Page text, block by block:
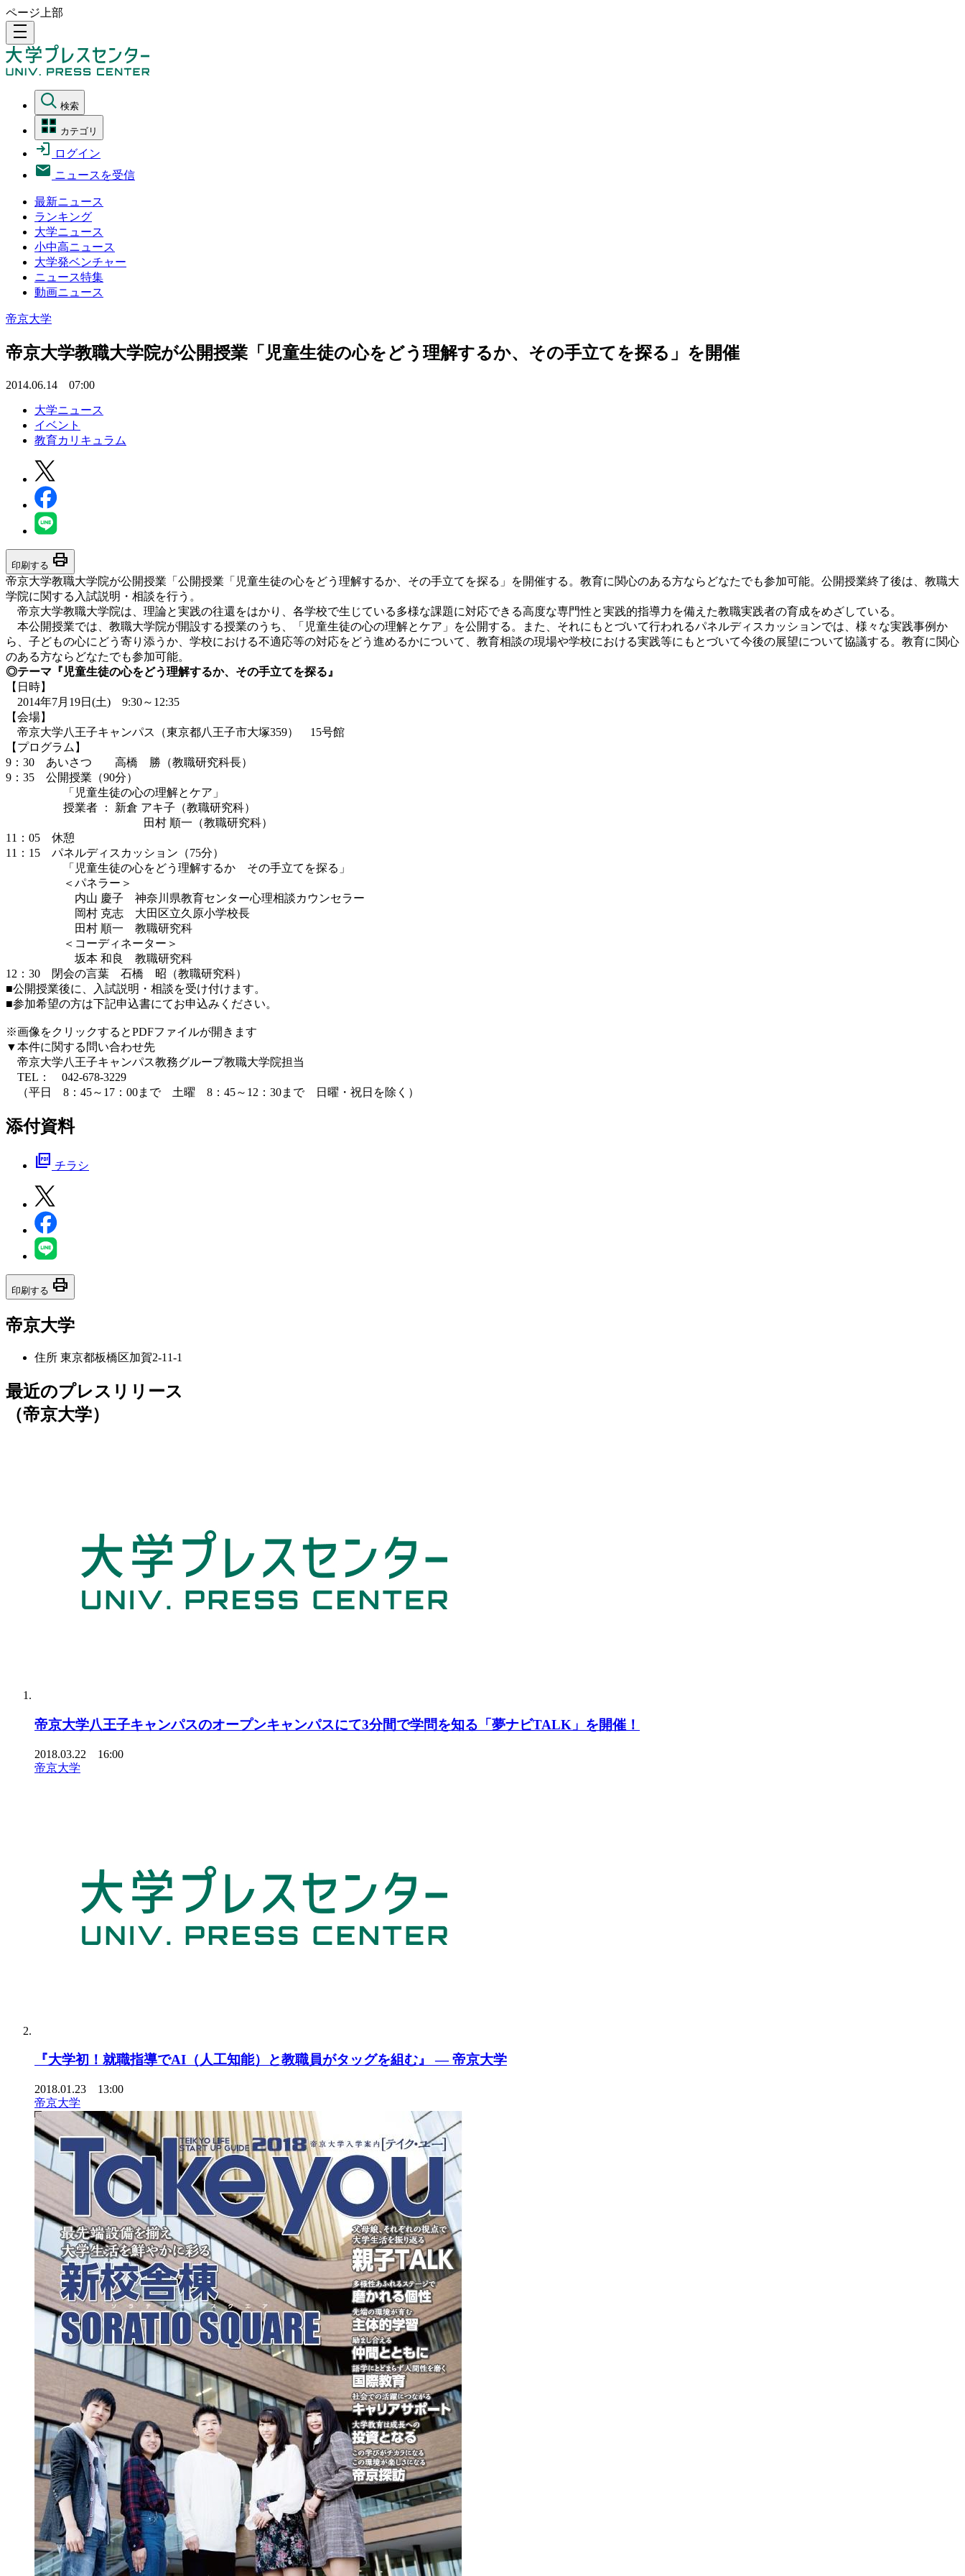
ページ上部
density_medium
検索
カテゴリ
ログイン
ニュースを受信
最新ニュース
ランキング
大学ニュース
小中高ニュース
大学発ベンチャー
ニュース特集
動画ニュース
帝京大学
帝京大学教職大学院が公開授業「児童生徒の心をどう理解するか、その手立てを探る」を開催
2014.06.14 07:00
大学ニュース
イベント
教育カリキュラム
印刷する print
帝京大学教職大学院が公開授業「公開授業「児童生徒の心をどう理解するか、その手立てを探る」を開催する。教育に関心のある方ならどなたでも参加可能。公開授業終了後は、教職大
学院に関する入試説明・相談を行う。
帝京大学教職大学院は、理論と実践の往還をはかり、各学校で生じている多様な課題に対応できる高度な専門性と実践的指導力を備えた教職実践者の育成をめざしている。
本公開授業では、教職大学院が開設する授業のうち、「児童生徒の心の理解とケア」を公開する。また、それにもとづいて行われるパネルディスカッションでは、様々な実践事例か
ら、子どもの心にどう寄り添うか、学校における不適応等の対応をどう進めるかについて、教育相談の現場や学校における実践等にもとづいて今後の展望について協議する。教育に関心
のある方ならどなたでも参加可能。
◎テーマ『児童生徒の心をどう理解するか、その手立てを探る』
【日時】
2014年7月19日(土) 9:30～12:35
【会場】
帝京大学八王子キャンパス（東京都八王子市大塚359） 15号館
【プログラム】
9：30 あいさつ 高橋 勝（教職研究科長）
9：35 公開授業（90分）
「児童生徒の心の理解とケア」
授業者 ： 新倉 アキ子（教職研究科）
田村 順一（教職研究科）
11：05 休憩
11：15 パネルディスカッション（75分）
「児童生徒の心をどう理解するか その手立てを探る」
＜パネラー＞
内山 慶子 神奈川県教育センター心理相談カウンセラー
岡村 克志 大田区立久原小学校長
田村 順一 教職研究科
＜コーディネーター＞
坂本 和良 教職研究科
12：30 閉会の言葉 石橋 昭（教職研究科）
■公開授業後に、入試説明・相談を受け付けます。
■参加希望の方は下記申込書にてお申込みください。
※画像をクリックするとPDFファイルが開きます
▼本件に関する問い合わせ先
帝京大学八王子キャンパス教務グループ教職大学院担当
TEL： 042-678-3229
（平日 8：45～17：00まで 土曜 8：45～12：30まで 日曜・祝日を除く）
添付資料
picture_as_pdf チラシ
印刷する print
帝京大学
住所 東京都板橋区加賀2-11-1
最近のプレスリリース
（帝京大学）
帝京大学八王子キャンパスのオープンキャンパスにて3分間で学問を知る「夢ナビTALK」を開催！
2018.03.22 16:00
帝京大学
『大学初！就職指導でAI（人工知能）と教職員がタッグを組む』 — 帝京大学
2018.01.23 13:00
帝京大学